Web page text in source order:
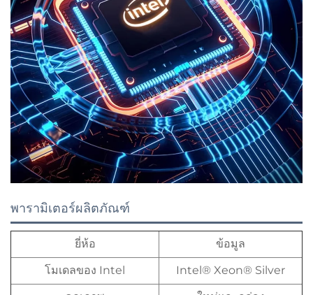
พารามิเตอร์ผลิตภัณฑ์
ยี่ห้อ
ข้อมูล
โมเดลของ Intel
Intel® Xeon® Silver